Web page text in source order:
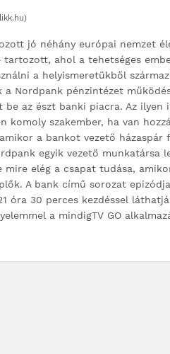
jó néhány európai nemzet
tartozott, ahol a tehetséges
a helyismeretükből
a Nordpank pénzintézet
be az észt banki piacra. Az
komoly szakember, ha van
a bankot vezető házaspár
egyik vezető munkatársa
mire elég a csapat tudása,
A bank című sorozat
óra 30 perces kezdéssel
a mindigTV GO